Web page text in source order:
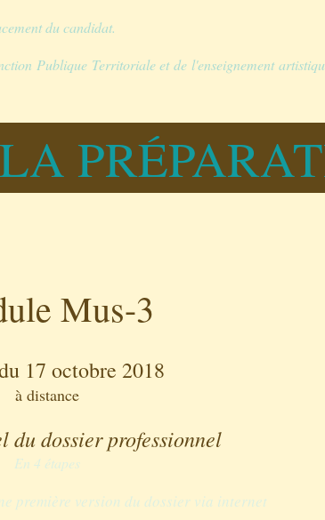
du candidat.
Publique Territoriale et de l'enseignement
Mus-3
17 octobre 2018
à distance
du dossier professionnel
En 4 étapes
première version du dossier via internet